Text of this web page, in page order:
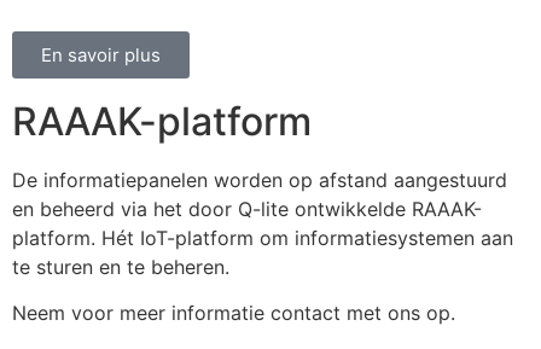
En savoir plus
RAAAK-platform
De informatiepanelen worden op afstand aangestuurd
en beheerd via het door Q-lite ontwikkelde RAAAK-
platform. Hét IoT-platform om informatiesystemen aan
te sturen en te beheren.
Neem voor meer informatie contact met ons op.